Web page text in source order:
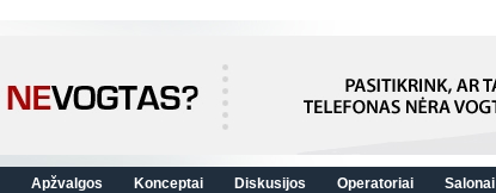
Apžvalgos Konceptai Diskusijos Operatoriai Salonai